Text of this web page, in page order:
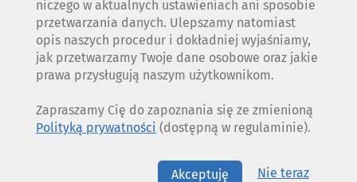
niczego w aktualnych ustawieniach ani sposobie
przetwarzania danych. Ulepszamy natomiast
opis naszych procedur i dokładniej wyjaśniamy,
jak przetwarzamy Twoje dane osobowe oraz jakie
prawa przysługują naszym użytkownikom.
Zapraszamy Cię do zapoznania się ze zmienioną
Polityką prywatności (dostępną w regulaminie).
Akceptuję Nie teraz